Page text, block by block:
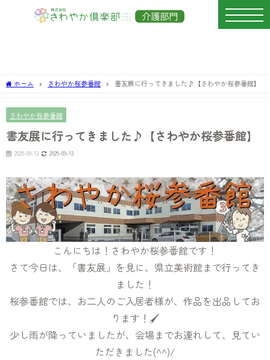
ホーム さわやか桜参番館 書友展に行ってきました♪【さわやか桜参番館】
さわやか桜参番館
書友展に行ってきました♪【さわやか桜参番館】
2025-09-13 2025-09-13
こんにちは！さわやか桜参番館です！
さて今日は、「書友展」を見に、県立美術館まで行ってき
ました！
桜参番館では、お二人のご入居者様が、作品を出品してお
ります！🖌
少し雨が降っていましたが、会場までお連れして、見てい
ただきました(^^)/